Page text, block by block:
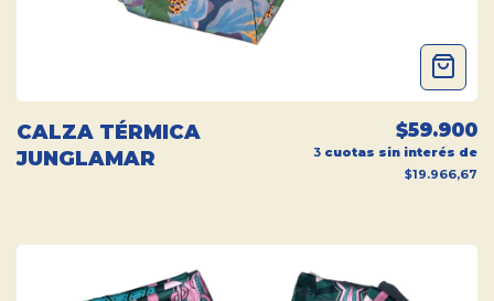
CALZA TÉRMICA
JUNGLAMAR
$59.900
3 cuotas sin interés de
$19.966,67